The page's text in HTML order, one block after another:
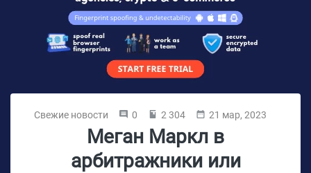
Свежие новости 0 2 304 21 мар, 2023
Меган Маркл в
арбитражники или